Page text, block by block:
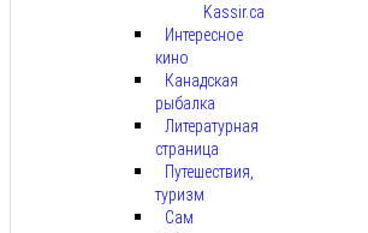
Kassir.ca
Интересное
кино
Канадская
рыбалка
Литературная
страница
Путешествия,
туризм
Сам